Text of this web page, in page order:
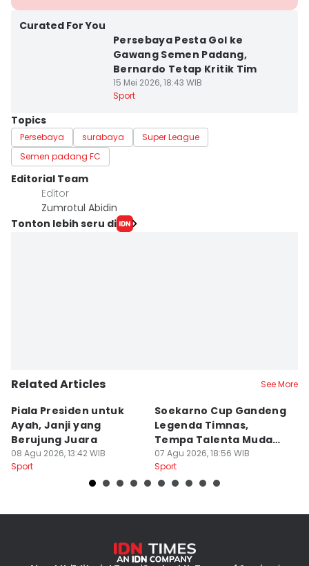
Curated For You
Persebaya Pesta Gol ke
Gawang Semen Padang,
Bernardo Tetap Kritik Tim
15 Mei 2026, 18:43 WIB
Sport
Topics
Persebaya surabaya
Super League
Semen padang FC
Editorial Team
Editor
Zumrotul Abidin
Tonton lebih seru di
Related Articles See More
Piala Presiden untuk
Ayah, Janji yang
Berujung Juara
08 Agu 2026, 13:42 WIB
Sport
Soekarno Cup Gandeng
Legenda Timnas,
Tempa Talenta Muda
Sepak Bola Indonesia
07 Agu 2026, 18:56 WIB
Sport